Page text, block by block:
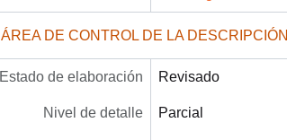
ÁREA DE CONTROL DE LA DESCRIPCIÓN
Estado de elaboración Revisado
Nivel de detalle Parcial